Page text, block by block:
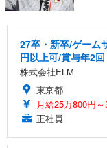
27卒・新卒/ゲーム
円以上可/賞与年2回
株式会社ELM
東京都
月給25万800円
正社員